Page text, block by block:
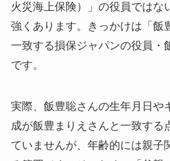
火災海上保険）」の役員ではな
強くあります。きっかけは「飯
一致する損保ジャパンの役員・
です。
実際、飯豊聡さんの生年月日や
成が飯豊まりえさんと一致する
ていませんが、年齢的には親子